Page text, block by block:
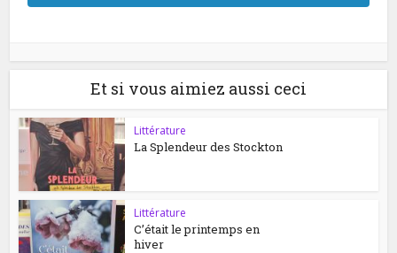
Et si vous aimiez aussi ceci
Littérature
La Splendeur des Stockton
Littérature
C’était le printemps en
hiver